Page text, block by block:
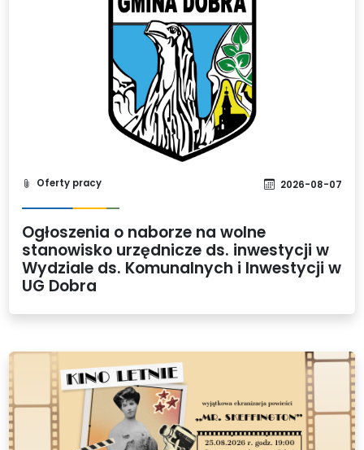
Oferty pracy 2026-08-07
Ogłoszenia o naborze na wolne
stanowisko urzędnicze ds. inwestycji w
Wydziale ds. Komunalnych i Inwestycji w
UG Dobra